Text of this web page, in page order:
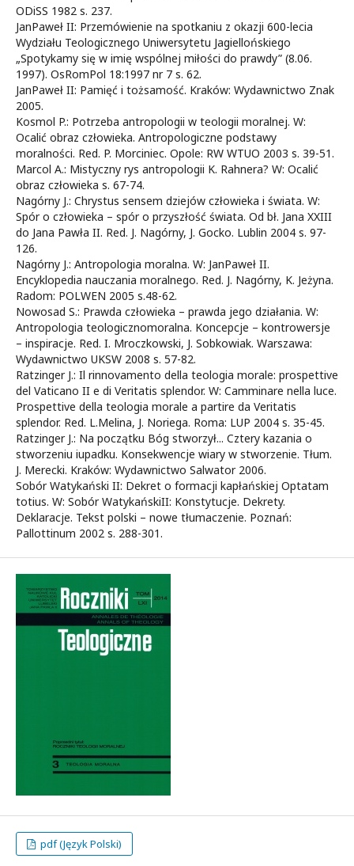
ODiSS 1982 s. 237.
JanPaweł II: Przemówienie na spotkaniu z okazji 600-lecia
Wydziału Teologicznego Uniwersytetu Jagiellońskiego
„Spotykamy się w imię wspólnej miłości do prawdy” (8.06.
1997). OsRomPol 18:1997 nr 7 s. 62.
JanPaweł II: Pamięć i tożsamość. Kraków: Wydawnictwo Znak
2005.
Kosmol P.: Potrzeba antropologii w teologii moralnej. W:
Ocalić obraz człowieka. Antropologiczne podstawy
moralności. Red. P. Morciniec. Opole: RW WTUO 2003 s. 39-51.
Marcol A.: Mistyczny rys antropologii K. Rahnera? W: Ocalić
obraz człowieka s. 67-74.
Nagórny J.: Chrystus sensem dziejów człowieka i świata. W:
Spór o człowieka – spór o przyszłość świata. Od bł. Jana XXIII
do Jana Pawła II. Red. J. Nagórny, J. Gocko. Lublin 2004 s. 97-
126.
Nagórny J.: Antropologia moralna. W: JanPaweł II.
Encyklopedia nauczania moralnego. Red. J. Nagórny, K. Jeżyna.
Radom: POLWEN 2005 s.48-62.
Nowosad S.: Prawda człowieka – prawda jego działania. W:
Antropologia teologicznomoralna. Koncepcje – kontrowersje
– inspiracje. Red. I. Mroczkowski, J. Sobkowiak. Warszawa:
Wydawnictwo UKSW 2008 s. 57-82.
Ratzinger J.: Il rinnovamento della teologia morale: prospettive
del Vaticano II e di Veritatis splendor. W: Camminare nella luce.
Prospettive della teologia morale a partire da Veritatis
splendor. Red. L.Melina, J. Noriega. Roma: LUP 2004 s. 35-45.
Ratzinger J.: Na początku Bóg stworzył... Cztery kazania o
stworzeniu iupadku. Konsekwencje wiary w stworzenie. Tłum.
J. Merecki. Kraków: Wydawnictwo Salwator 2006.
Sobór Watykański II: Dekret o formacji kapłańskiej Optatam
totius. W: Sobór WatykańskiII: Konstytucje. Dekrety.
Deklaracje. Tekst polski – nowe tłumaczenie. Poznań:
Pallottinum 2002 s. 288-301.
pdf (Język Polski)